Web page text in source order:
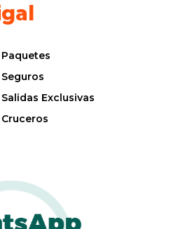
Paquetes
Seguros
Salidas Exclusivas
Cruceros